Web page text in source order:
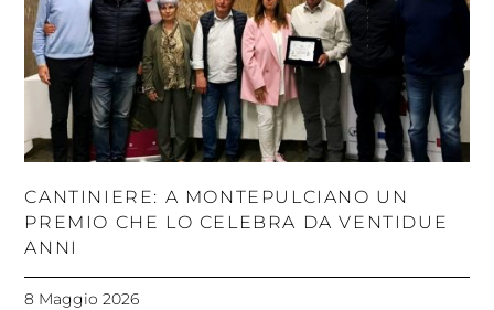
CANTINIERE: A MONTEPULCIANO UN
PREMIO CHE LO CELEBRA DA VENTIDUE
ANNI
8 Maggio 2026